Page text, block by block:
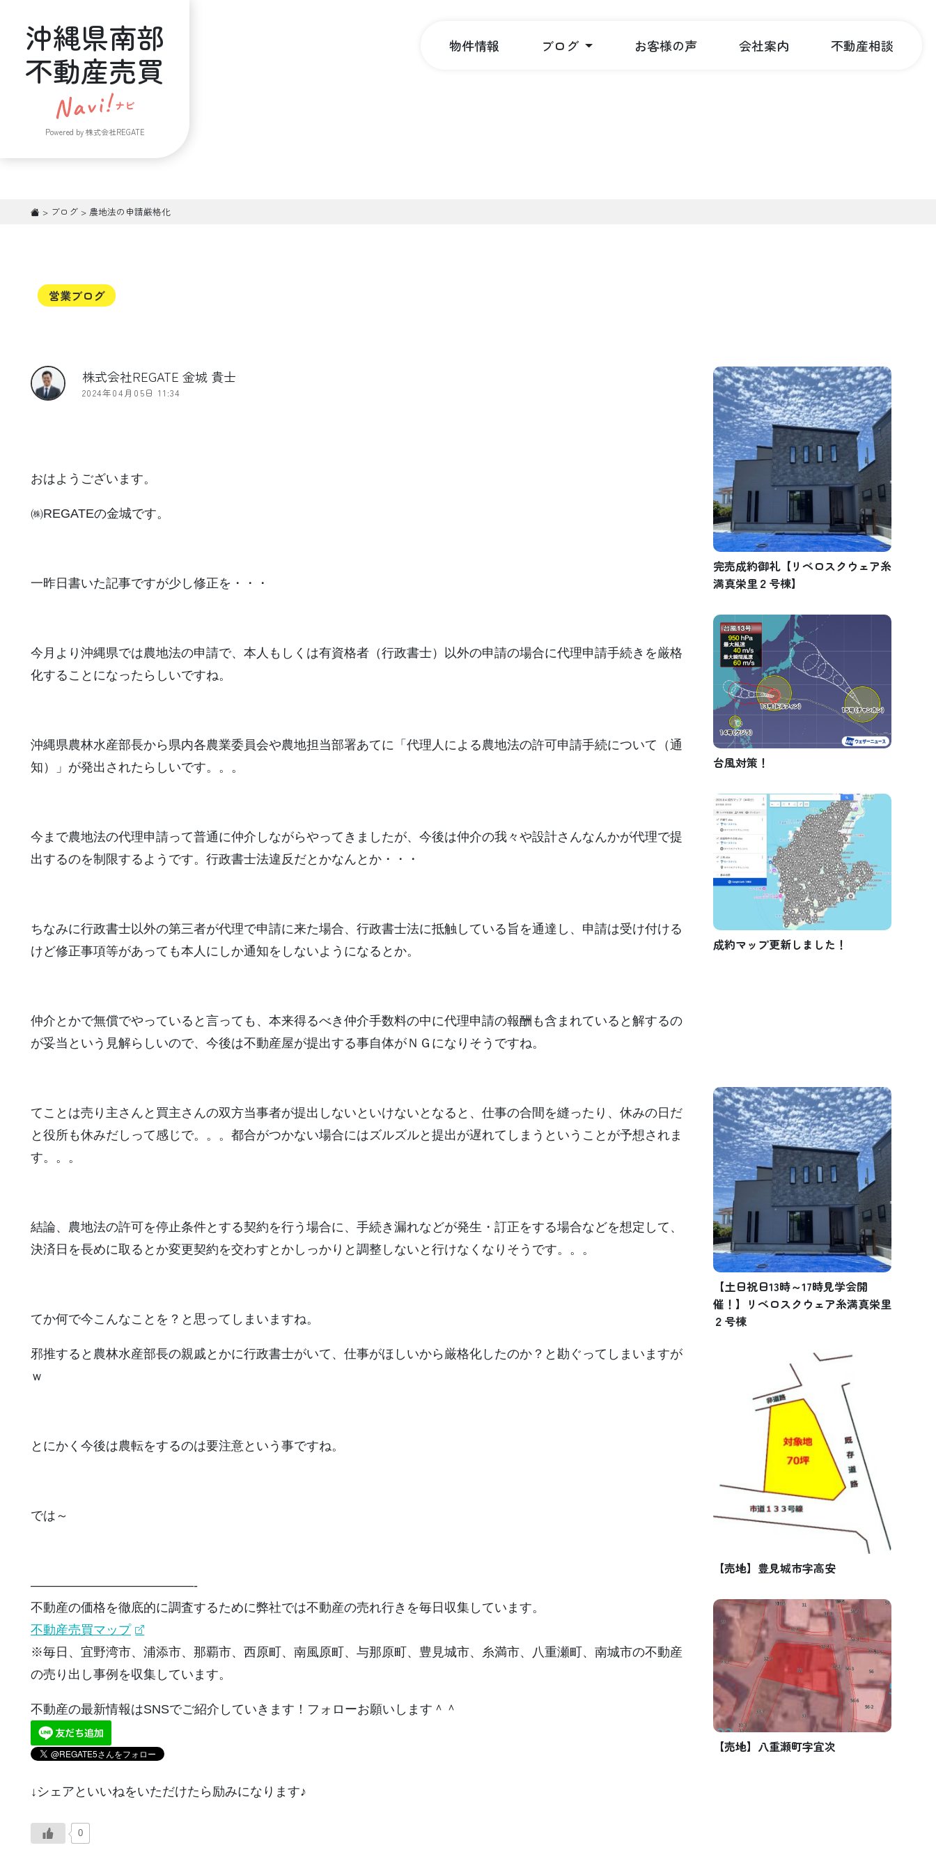
沖縄県南部
不動産売買
Powered by 株式会社REGATE
物件情報 ブログ お客様の声 会社案内 不動産相談
> ブログ > 農地法の申請厳格化
営業ブログ
株式会社REGATE 金城 貴士
2024年04月05日 11:34
おはようございます。
㈱REGATEの金城です。
一昨日書いた記事ですが少し修正を・・・
今月より沖縄県では農地法の申請で、本人もしくは有資格者（行政書士）以外の申請の場合に代理申請手続きを厳格
化することになったらしいですね。
沖縄県農林水産部長から県内各農業委員会や農地担当部署あてに「代理人による農地法の許可申請手続について（通
知）」が発出されたらしいです。。。
今まで農地法の代理申請って普通に仲介しながらやってきましたが、今後は仲介の我々や設計さんなんかが代理で提
出するのを制限するようです。行政書士法違反だとかなんとか・・・
ちなみに行政書士以外の第三者が代理で申請に来た場合、行政書士法に抵触している旨を通達し、申請は受け付ける
けど修正事項等があっても本人にしか通知をしないようになるとか。
仲介とかで無償でやっていると言っても、本来得るべき仲介手数料の中に代理申請の報酬も含まれていると解するの
が妥当という見解らしいので、今後は不動産屋が提出する事自体がＮＧになりそうですね。
てことは売り主さんと買主さんの双方当事者が提出しないといけないとなると、仕事の合間を縫ったり、休みの日だ
と役所も休みだしって感じで。。。都合がつかない場合にはズルズルと提出が遅れてしまうということが予想されま
す。。。
結論、農地法の許可を停止条件とする契約を行う場合に、手続き漏れなどが発生・訂正をする場合などを想定して、
決済日を長めに取るとか変更契約を交わすとかしっかりと調整しないと行けなくなりそうです。。。
てか何で今こんなことを？と思ってしまいますね。
邪推すると農林水産部長の親戚とかに行政書士がいて、仕事がほしいから厳格化したのか？と勘ぐってしまいますが
ｗ
とにかく今後は農転をするのは要注意という事ですね。
では～
—————————————-
不動産の価格を徹底的に調査するために弊社では不動産の売れ行きを毎日収集しています。
不動産売買マップ
※毎日、宜野湾市、浦添市、那覇市、西原町、南風原町、与那原町、豊見城市、糸満市、八重瀬町、南城市の不動産
の売り出し事例を収集しています。
不動産の最新情報はSNSでご紹介していきます！フォローお願いします＾＾
↓シェアといいねをいただけたら励みになります♪
0
完売成約御礼【リベロスクウェア糸
満真栄里２号棟】
台風対策！
成約マップ更新しました！
【土日祝日13時～17時見学会開
催！】リベロスクウェア糸満真栄里
２号棟
【売地】豊見城市字高安
【売地】八重瀬町字宜次